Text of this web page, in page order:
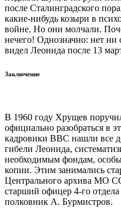
после Сталинградского
какие-нибудь козыри в
войне. Но они молчали.
нечего! Однозначно: нет ни
видел Леонида после 13
Заключение
В 1960 году Хрущев
официально разобраться в
кадровики ВВС нашли все
гибели Леонида,
необходимым фондам,
копии. Этим занимались
Центрального архива МО
старший офицер 4-го
полковник А. Бурмистров.